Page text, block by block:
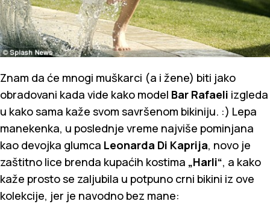
Znam da će mnogi muškarci (a i žene) biti jako
obradovani kada vide kako model Bar Rafaeli izgleda
u kako sama kaže svom savršenom bikiniju. :) Lepa
manekenka, u poslednje vreme najviše pominjana
kao devojka glumca Leonarda Di Kaprija, novo je
zaštitno lice brenda kupaćih kostima „Harli“, a kako
kaže prosto se zaljubila u potpuno crni bikini iz ove
kolekcije, jer je navodno bez mane: